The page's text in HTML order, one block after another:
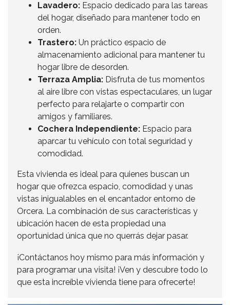
Lavadero: Espacio dedicado para las tareas
del hogar, diseñado para mantener todo en
orden.
Trastero: Un práctico espacio de
almacenamiento adicional para mantener tu
hogar libre de desorden.
Terraza Amplia: Disfruta de tus momentos
al aire libre con vistas espectaculares, un lugar
perfecto para relajarte o compartir con
amigos y familiares.
Cochera Independiente: Espacio para
aparcar tu vehículo con total seguridad y
comodidad.
Esta vivienda es ideal para quienes buscan un
hogar que ofrezca espacio, comodidad y unas
vistas inigualables en el encantador entorno de
Orcera. La combinación de sus características y
ubicación hacen de esta propiedad una
oportunidad única que no querrás dejar pasar.
¡Contáctanos hoy mismo para más información y
para programar una visita! ¡Ven y descubre todo lo
que esta increíble vivienda tiene para ofrecerte!